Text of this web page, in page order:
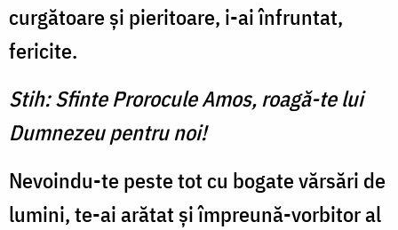
curgătoare şi pieritoare, i-ai înfruntat,
fericite.
Stih: Sfinte Prorocule Amos, roagă-te lui
Dumnezeu pentru noi!
Nevoindu-te peste tot cu bogate vărsări de
lumini, te-ai arătat şi împreună-vorbitor al